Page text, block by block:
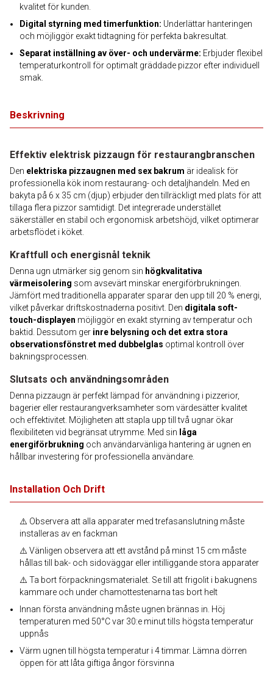
kvalitet för kunden.
Digital styrning med timerfunktion: Underlättar hanteringen
och möjliggör exakt tidtagning för perfekta bakresultat.
Separat inställning av över- och undervärme: Erbjuder flexibel
temperaturkontroll för optimalt gräddade pizzor efter individuell
smak.
Beskrivning
Effektiv elektrisk pizzaugn för restaurangbranschen
Den elektriska pizzaugnen med sex bakrum är idealisk för
professionella kök inom restaurang- och detaljhandeln. Med en
bakyta på 6 x 35 cm (djup) erbjuder den tillräckligt med plats för att
tillaga flera pizzor samtidigt. Det integrerade understället
säkerställer en stabil och ergonomisk arbetshöjd, vilket optimerar
arbetsflödet i köket.
Kraftfull och energisnål teknik
Denna ugn utmärker sig genom sin högkvalitativa
värmeisolering som avsevärt minskar energiförbrukningen.
Jämfört med traditionella apparater sparar den upp till 20 % energi,
vilket påverkar driftskostnaderna positivt. Den digitala soft-
touch-displayen möjliggör en exakt styrning av temperatur och
baktid. Dessutom ger inre belysning och det extra stora
observationsfönstret med dubbelglas optimal kontroll över
bakningsprocessen.
Slutsats och användningsområden
Denna pizzaugn är perfekt lämpad för användning i pizzerior,
bagerier eller restaurangverksamheter som värdesätter kvalitet
och effektivitet. Möjligheten att stapla upp till två ugnar ökar
flexibiliteten vid begränsat utrymme. Med sin låga
energiförbrukning och användarvänliga hantering är ugnen en
hållbar investering för professionella användare.
Installation Och Drift
⚠️ Observera att alla apparater med trefasanslutning måste
installeras av en fackman
⚠️ Vänligen observera att ett avstånd på minst 15 cm måste
hållas till bak- och sidoväggar eller intilliggande stora apparater
⚠️ Ta bort förpackningsmaterialet. Se till att frigolit i bakugnens
kammare och under chamottestenarna tas bort helt
Innan första användning måste ugnen brännas in. Höj
temperaturen med 50°C var 30:e minut tills högsta temperatur
uppnås
Värm ugnen till högsta temperatur i 4 timmar. Lämna dörren
öppen för att låta giftiga ångor försvinna